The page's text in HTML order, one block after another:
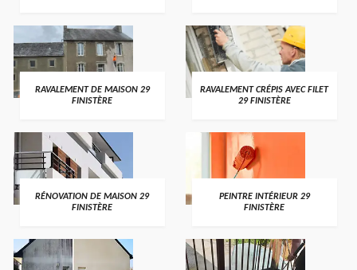
RAVALEMENT DE MAISON 29
FINISTÈRE
RAVALEMENT CRÉPIS AVEC FILET
29 FINISTÈRE
RÉNOVATION DE MAISON 29
FINISTÈRE
PEINTRE INTÉRIEUR 29
FINISTÈRE